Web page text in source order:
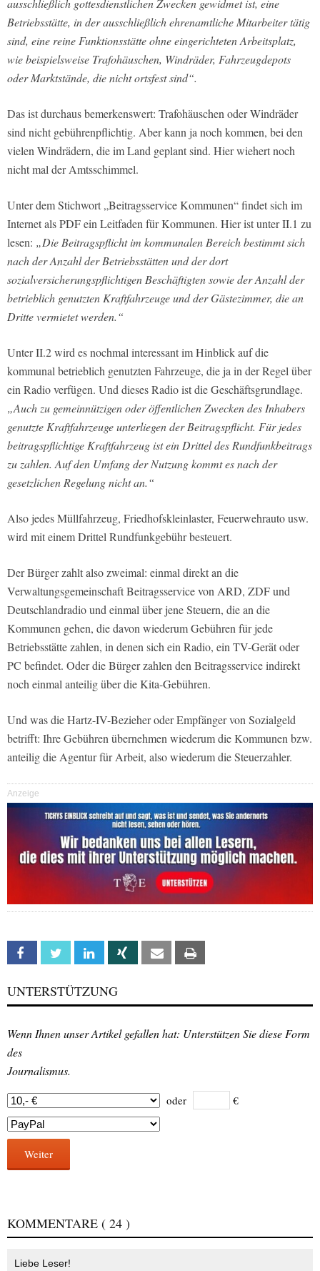
Betriebsstätte, in der ausschließlich ehrenamtliche Mitarbeiter tätig
sind, eine reine Funktionsstätte ohne eingerichteten Arbeitsplatz,
wie beispielsweise Trafohäuschen, Windräder, Fahrzeugdepots
oder Marktstände, die nicht ortsfest sind“.
Das ist durchaus bemerkenswert: Trafohäuschen oder Windräder
sind nicht gebührenpflichtig. Aber kann ja noch kommen, bei den
vielen Windrädern, die im Land geplant sind. Hier wiehert noch
nicht mal der Amtsschimmel.
Unter dem Stichwort „Beitragsservice Kommunen“ findet sich im
Internet als PDF ein Leitfaden für Kommunen. Hier ist unter II.1 zu
lesen: „Die Beitragspflicht im kommunalen Bereich bestimmt sich
nach der Anzahl der Betriebsstätten und der dort
sozialversicherungspflichtigen Beschäftigten sowie der Anzahl der
betrieblich genutzten Kraftfahrzeuge und der Gästezimmer, die an
Dritte vermietet werden.“
Unter II.2 wird es nochmal interessant im Hinblick auf die
kommunal betrieblich genutzten Fahrzeuge, die ja in der Regel über
ein Radio verfügen. Und dieses Radio ist die Geschäftsgrundlage.
„Auch zu gemeinnützigen oder öffentlichen Zwecken des Inhabers
genutzte Kraftfahrzeuge unterliegen der Beitragspflicht. Für jedes
beitragspflichtige Kraftfahrzeug ist ein Drittel des Rundfunkbeitrags
zu zahlen. Auf den Umfang der Nutzung kommt es nach der
gesetzlichen Regelung nicht an.“
Also jedes Müllfahrzeug, Friedhofskleinlaster, Feuerwehrauto usw.
wird mit einem Drittel Rundfunkgebühr besteuert.
Der Bürger zahlt also zweimal: einmal direkt an die
Verwaltungsgemeinschaft Beitragsservice von ARD, ZDF und
Deutschlandradio und einmal über jene Steuern, die an die
Kommunen gehen, die davon wiederum Gebühren für jede
Betriebsstätte zahlen, in denen sich ein Radio, ein TV-Gerät oder
PC befindet. Oder die Bürger zahlen den Beitragsservice indirekt
noch einmal anteilig über die Kita-Gebühren.
Und was die Hartz-IV-Bezieher oder Empfänger von Sozialgeld
betrifft: Ihre Gebühren übernehmen wiederum die Kommunen bzw.
anteilig die Agentur für Arbeit, also wiederum die Steuerzahler.
Anzeige
Facebook Twitter Linkedin Xing Email
UNTERSTÜTZUNG
Wenn Ihnen unser Artikel gefallen hat: Unterstützen Sie diese Form
des
Journalismus.
oder €
Weiter
KOMMENTARE ( 24 )
Liebe Leser!